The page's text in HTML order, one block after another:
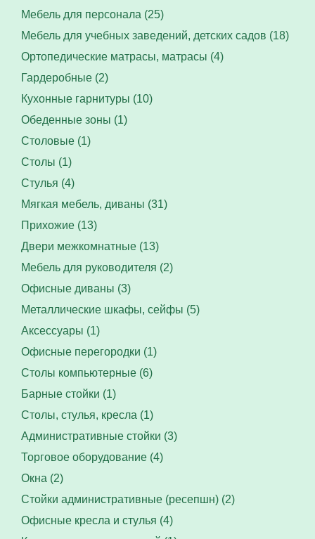
Мебель для персонала (25)
Мебель для учебных заведений, детских садов (18)
Ортопедические матрасы, матрасы (4)
Гардеробные (2)
Кухонные гарнитуры (10)
Обеденные зоны (1)
Столовые (1)
Столы (1)
Стулья (4)
Мягкая мебель, диваны (31)
Прихожие (13)
Двери межкомнатные (13)
Мебель для руководителя (2)
Офисные диваны (3)
Металлические шкафы, сейфы (5)
Аксессуары (1)
Офисные перегородки (1)
Столы компьютерные (6)
Барные стойки (1)
Столы, стулья, кресла (1)
Административные стойки (3)
Торговое оборудование (4)
Окна (2)
Стойки административные (ресепшн) (2)
Офисные кресла и стулья (4)